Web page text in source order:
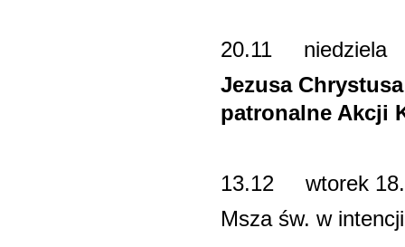
20.11
Jezusa
patronalne Akcji
13.12 wtorek
Msza św. w